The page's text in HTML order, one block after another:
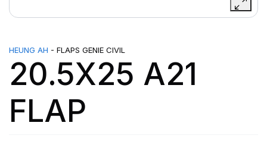
HEUNG AH - FLAPS GENIE CIVIL
20.5X25 A21
FLAP